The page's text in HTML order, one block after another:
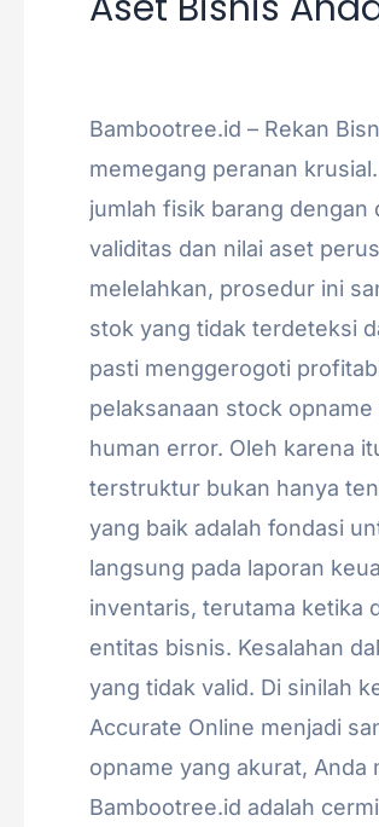
Bambootree.id – Rekan
memegang peranan
jumlah fisik barang dengan
validitas dan nilai aset
melelahkan, prosedur ini
stok yang tidak terdeteksi
pasti menggerogoti
pelaksanaan stock
human error. Oleh karena
terstruktur bukan hanya
yang baik adalah fondasi
langsung pada laporan
inventaris, terutama ketika
entitas bisnis. Kesalahan
yang tidak valid. Di sinilah
Accurate Online menjadi
opname yang akurat,
Bambootree.id adalah
Menjaga
Akurasi
Validitas
Aset
Bisnis